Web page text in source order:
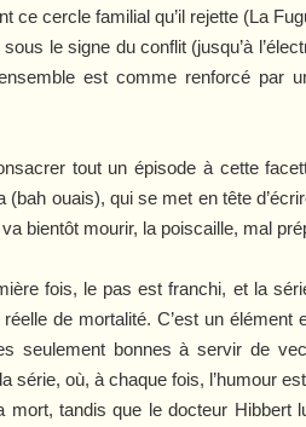
ce cercle familial qu’il rejette (La
le signe du conflit (jusqu’à
est comme renforcé
tout un épisode à cette
(bah ouais), qui se met en tête
bientôt mourir, la poiscaille, mal
fois, le pas est franchi, et la
réelle de mortalité. C’est un
seulement bonnes à servir de
où, à chaque fois, l’humour
tandis que le docteur